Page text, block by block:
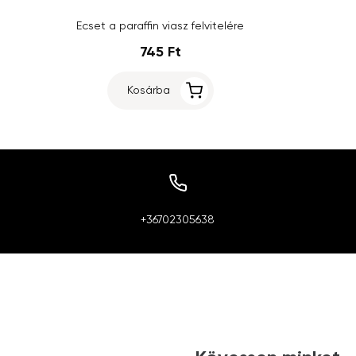
Ecset a paraffin viasz felvitelére
745 Ft
Kosárba
+36702305638